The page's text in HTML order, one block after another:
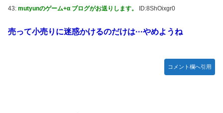
43: mutyunのゲーム+α ブログがお送りします。 ID:8ShOixgr0
売って小売りに迷惑かけるのだけは···やめようね
コメント欄へ引用